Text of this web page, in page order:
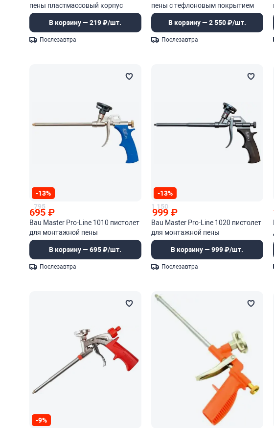
пены пластмассовый корпус
В корзину — 219 ₽/шт.
Послезавтра
пены с тефлоновым покрытием
В корзину — 2 550 ₽/шт.
Послезавтра
-13%
795
695₽
Bau Master Pro-Line 1010 пистолет
для монтажной пены
В корзину — 695 ₽/шт.
Послезавтра
-13%
1 150
999₽
Bau Master Pro-Line 1020 пистолет
для монтажной пены
В корзину — 999 ₽/шт.
Послезавтра
-9%